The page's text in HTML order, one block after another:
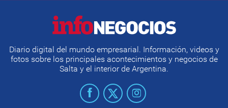
Diario digital del mundo empresarial. Información, videos y
fotos sobre los principales acontecimientos y negocios de
Salta y el interior de Argentina.